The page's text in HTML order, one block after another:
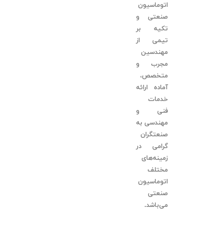
اتوماسیون
صنعتی و
تکیه بر
تیمی از
مهندسین
مجرب و
متخصص،
آماده ارائه
خدمات
فنی و
مهندسی به
صنعتگران
گرامی در
زمینه‌های
مختلف
اتوماسیون
صنعتی
می‌باشد.